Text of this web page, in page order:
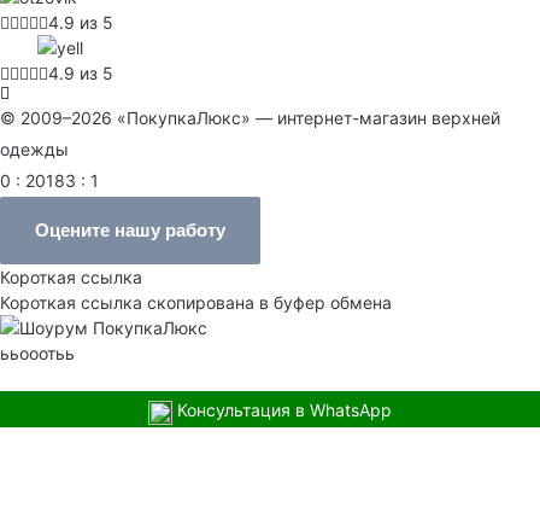
4.9 из 5
4.9 из 5
© 2009–2026 «ПокупкаЛюкс» — интернет-магазин верхней
одежды
0 : 20183 : 1
Оцените нашу работу
Короткая ссылка
Короткая ссылка скопирована в буфер обмена
ььооотьь
Консультация в WhatsApp